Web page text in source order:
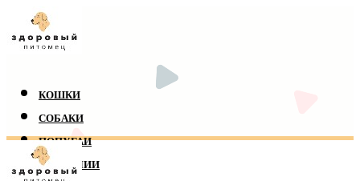
КОШКИ
СОБАКИ
ПОПУГАИ
РЕПТИЛИИ